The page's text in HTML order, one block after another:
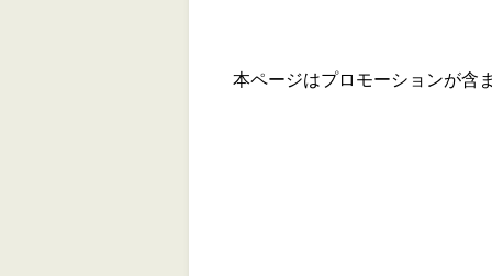
本ページはプロモーションが含